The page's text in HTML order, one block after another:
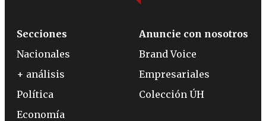
Secciones
Nacionales
+ análisis
Política
Economía
Anuncie con nosotros
Brand Voice
Empresariales
Colección ÚH